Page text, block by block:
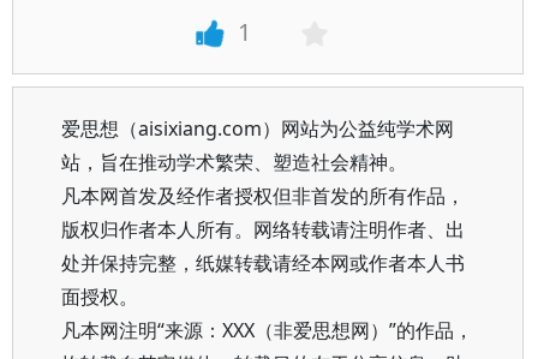
1
爱思想（aisixiang.com）网站为公益纯学术网
站，旨在推动学术繁荣、塑造社会精神。
凡本网首发及经作者授权但非首发的所有作品，
版权归作者本人所有。网络转载请注明作者、出
处并保持完整，纸媒转载请经本网或作者本人书
面授权。
凡本网注明“来源：XXX（非爱思想网）”的作品，